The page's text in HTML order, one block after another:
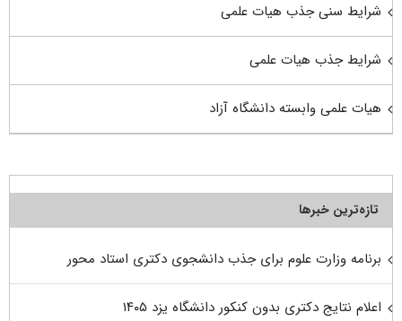
شرایط سنی جذب هیات علمی
شرایط جذب هیات علمی
هیات علمی وابسته دانشگاه آزاد
تازه‌ترین خبرها
برنامه وزارت علوم برای جذب دانشجوی دکتری استاد محور
اعلام نتایج دکتری بدون کنکور دانشگاه یزد ۱۴۰۵